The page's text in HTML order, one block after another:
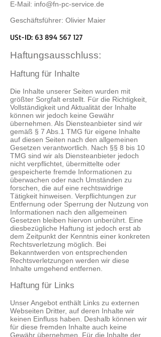
E-Mail: info@fn-pc-service.de
Geschäftsführer: Olivier Maier
USt-ID: 63 894 567 127
Haftungsausschluss:
Haftung für Inhalte
Die Inhalte unserer Seiten wurden mit
größter Sorgfalt erstellt. Für die Richtigkeit,
Vollständigkeit und Aktualität der Inhalte
können wir jedoch keine Gewähr
übernehmen. Als Diensteanbieter sind wir
gemäß § 7 Abs.1 TMG für eigene Inhalte
auf diesen Seiten nach den allgemeinen
Gesetzen verantwortlich. Nach §§ 8 bis 10
TMG sind wir als Diensteanbieter jedoch
nicht verpflichtet, übermittelte oder
gespeicherte fremde Informationen zu
überwachen oder nach Umständen zu
forschen, die auf eine rechtswidrige
Tätigkeit hinweisen. Verpflichtungen zur
Entfernung oder Sperrung der Nutzung von
Informationen nach den allgemeinen
Gesetzen bleiben hiervon unberührt. Eine
diesbezügliche Haftung ist jedoch erst ab
dem Zeitpunkt der Kenntnis einer konkreten
Rechtsverletzung möglich. Bei
Bekanntwerden von entsprechenden
Rechtsverletzungen werden wir diese
Inhalte umgehend entfernen.
Haftung für Links
Unser Angebot enthält Links zu externen
Webseiten Dritter, auf deren Inhalte wir
keinen Einfluss haben. Deshalb können wir
für diese fremden Inhalte auch keine
Gewähr übernehmen. Für die Inhalte der